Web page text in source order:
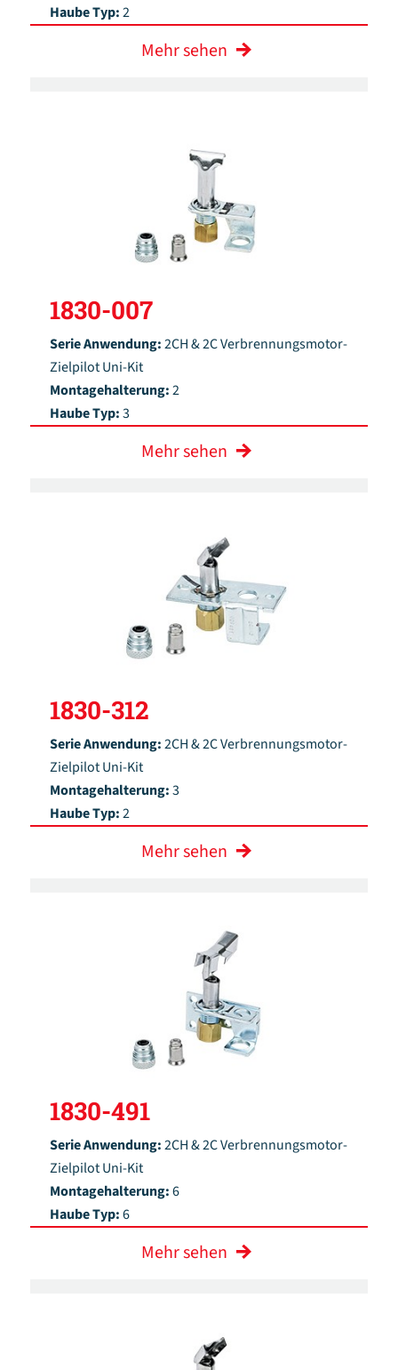
Haube Typ:2
Mehr sehen
1830-007
Serie Anwendung:2CH & 2C Verbrennungsmotor-
Zielpilot Uni-Kit
Montagehalterung:2
Haube Typ:3
Mehr sehen
1830-312
Serie Anwendung:2CH & 2C Verbrennungsmotor-
Zielpilot Uni-Kit
Montagehalterung:3
Haube Typ:2
Mehr sehen
1830-491
Serie Anwendung:2CH & 2C Verbrennungsmotor-
Zielpilot Uni-Kit
Montagehalterung:6
Haube Typ:6
Mehr sehen